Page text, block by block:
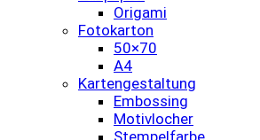
Origami
Fotokarton
50×70
A4
Kartengestaltung
Embossing
Motivlocher
Stempelfarbe